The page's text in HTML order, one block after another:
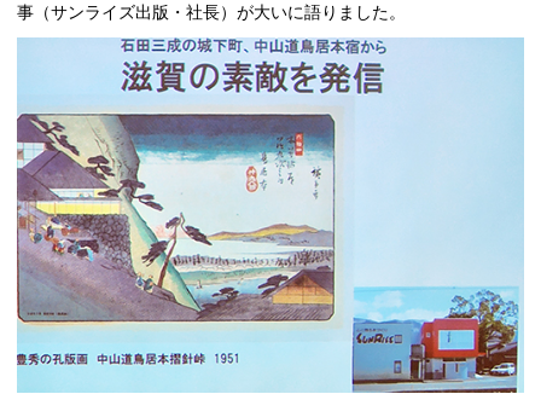
事（サンライズ出版・社長）が大いに語りました。